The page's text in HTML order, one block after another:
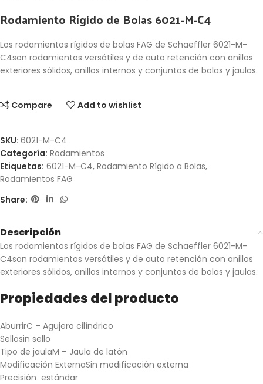
Rodamiento Rígido de Bolas 6021-M-C4
Los rodamientos rígidos de bolas FAG de Schaeffler 6021-M-
C4son rodamientos versátiles y de auto retención con anillos
exteriores sólidos, anillos internos y conjuntos de bolas y jaulas.
Compare Add to wishlist
SKU: 6021-M-C4
Categoría: Rodamientos
Etiquetas: 6021-M-C4, Rodamiento Rígido a Bolas,
Rodamientos FAG
Share:
Descripción
Los rodamientos rígidos de bolas FAG de Schaeffler 6021-M-
C4son rodamientos versátiles y de auto retención con anillos
exteriores sólidos, anillos internos y conjuntos de bolas y jaulas.
Propiedades del producto
AburrirC – Agujero cilíndrico
Sellosin sello
Tipo de jaulaM – Jaula de latón
Modificación ExternaSin modificación externa
Precisión estándar